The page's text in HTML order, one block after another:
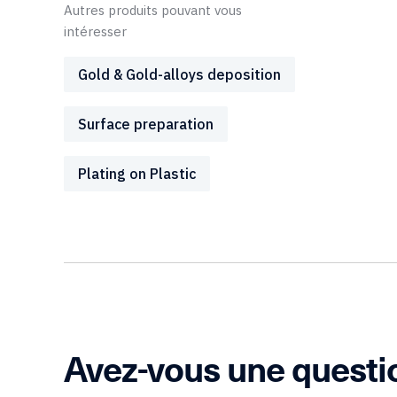
Autres produits pouvant vous
intéresser
Gold & Gold-alloys deposition
Surface preparation
Plating on Plastic
Avez-vous une